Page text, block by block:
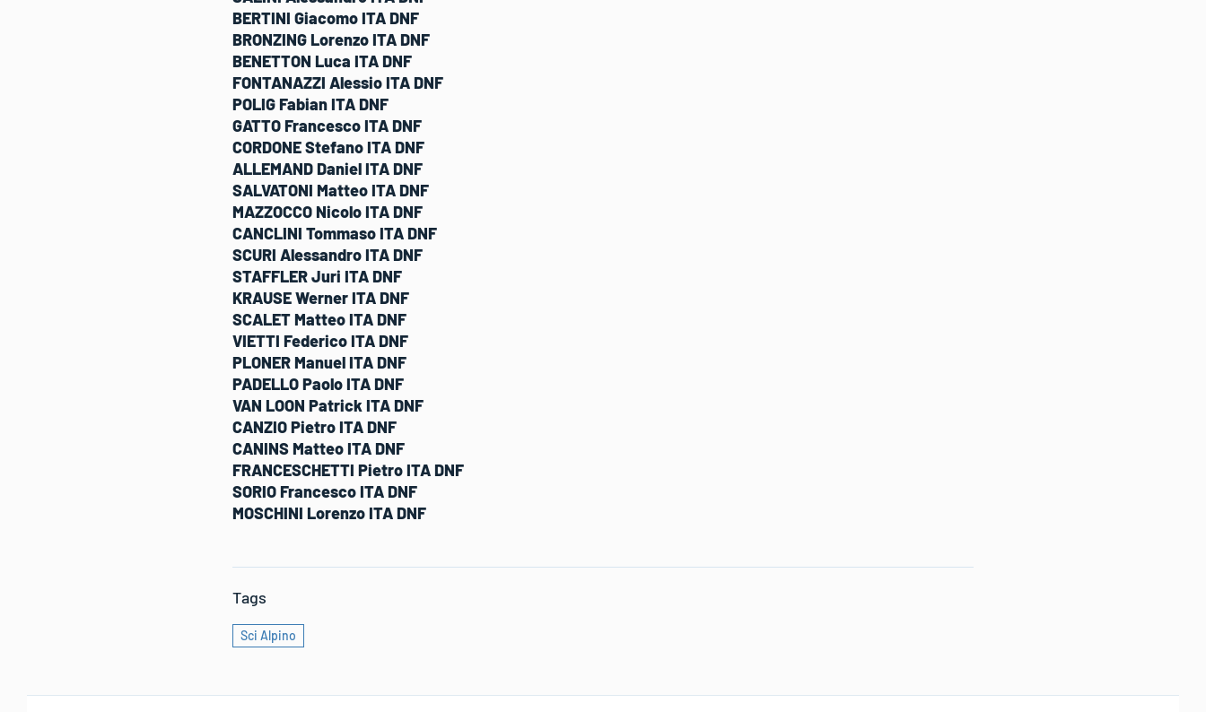
BERTINI Giacomo ITA DNF
BRONZING Lorenzo ITA DNF
BENETTON Luca ITA DNF
FONTANAZZI Alessio ITA DNF
POLIG Fabian ITA DNF
GATTO Francesco ITA DNF
CORDONE Stefano ITA DNF
ALLEMAND Daniel ITA DNF
SALVATONI Matteo ITA DNF
MAZZOCCO Nicolo ITA DNF
CANCLINI Tommaso ITA DNF
SCURI Alessandro ITA DNF
STAFFLER Juri ITA DNF
KRAUSE Werner ITA DNF
SCALET Matteo ITA DNF
VIETTI Federico ITA DNF
PLONER Manuel ITA DNF
PADELLO Paolo ITA DNF
VAN LOON Patrick ITA DNF
CANZIO Pietro ITA DNF
CANINS Matteo ITA DNF
FRANCESCHETTI Pietro ITA DNF
SORIO Francesco ITA DNF
MOSCHINI Lorenzo ITA DNF
Tags
Sci Alpino